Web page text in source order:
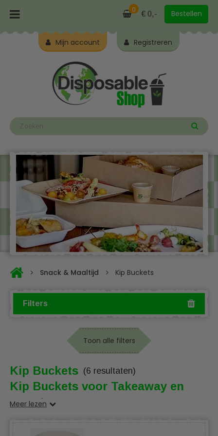
0 € 0,- Bestellen
Mijn account Registreren
Snack & Maaltijd Kip Buckets
Filters
Toon alle filters
Kip Buckets (6 resultaten)
Kip Buckets voor Takeaway en
Catering
Bent u op zoek naar de perfecte verpakkingsoplossing
Meer lezen